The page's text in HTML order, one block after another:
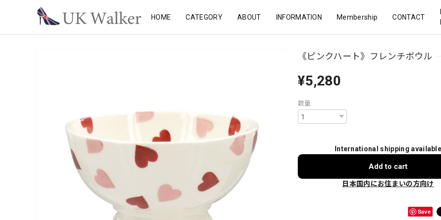
HOME CATEGORY ABOUT INFORMATION Membership CONTACT
《ピンクハート》フレンチボウル
¥5,280
数量
International shipping
Add to cart
日本国内にお住まいの方向け
Save